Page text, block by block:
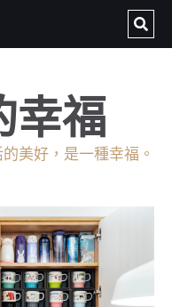
幸福
美好，是一種幸福。